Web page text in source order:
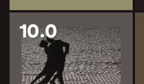
10.0